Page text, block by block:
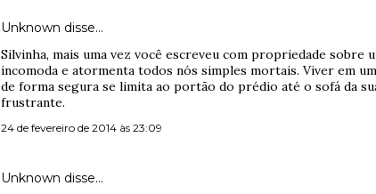
Unknown disse…
Silvinha, mais uma vez você escreveu com propriedade sobre
incomoda e atormenta todos nós simples mortais. Viver em
de forma segura se limita ao portão do prédio até o sofá da
frustrante.
24 de fevereiro de 2014 às 23:09
Unknown disse…